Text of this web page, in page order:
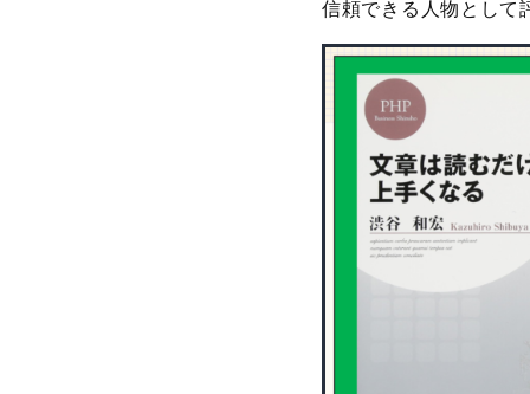
信頼できる人物として